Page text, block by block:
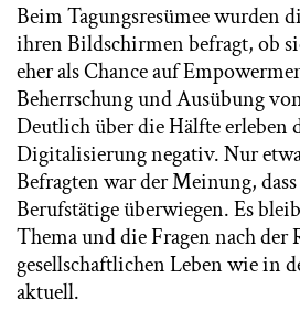
Beim Tagungsresümee wurden
ihren Bildschirmen befragt, ob
eher als Chance auf
Beherrschung und Ausübung
Deutlich über die Hälfte erleben
Digitalisierung negativ. Nur
Befragten war der Meinung,
Berufstätige überwiegen. Es
Thema und die Fragen nach
gesellschaftlichen Leben wie in
aktuell.